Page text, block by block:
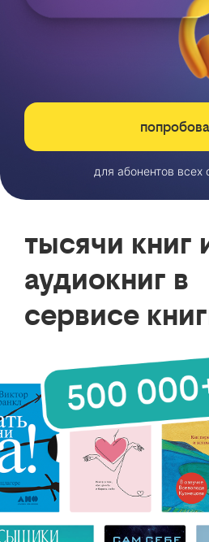
для абонентов всех
тысячи книг
аудиокниг в
сервисе